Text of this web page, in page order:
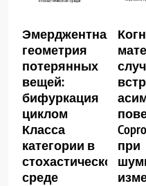
Эмерджентная
геометрия
потерянных
вещей:
бифуркация
циклом
Класса
категории в
стохастической
среде
при